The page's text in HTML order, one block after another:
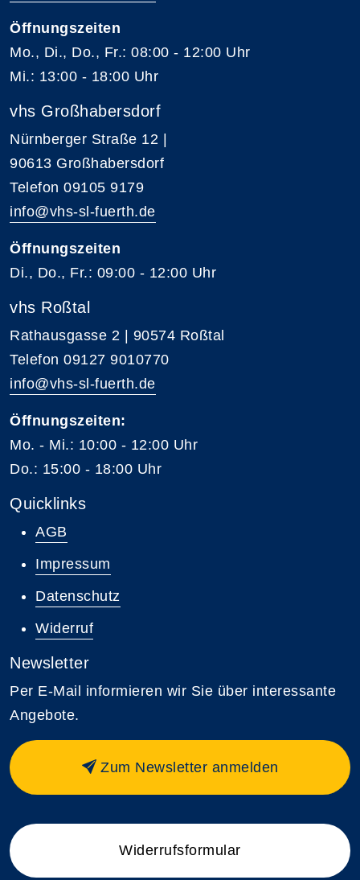
Öffnungszeiten
Mo., Di., Do., Fr.: 08:00 - 12:00 Uhr
Mi.: 13:00 - 18:00 Uhr
vhs Großhabersdorf
Nürnberger Straße 12 |
90613 Großhabersdorf
Telefon 09105 9179
info@vhs-sl-fuerth.de
Öffnungszeiten
Di., Do., Fr.: 09:00 - 12:00 Uhr
vhs Roßtal
Rathausgasse 2 | 90574 Roßtal
Telefon 09127 9010770
info@vhs-sl-fuerth.de
Öffnungszeiten:
Mo. - Mi.: 10:00 - 12:00 Uhr
Do.: 15:00 - 18:00 Uhr
Quicklinks
AGB
Impressum
Datenschutz
Widerruf
Newsletter
Per E-Mail informieren wir Sie über interessante
Angebote.
Zum Newsletter anmelden
Widerrufsformular